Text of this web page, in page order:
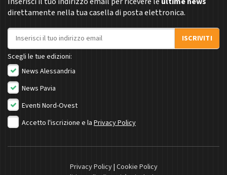
direttamente nella tua casella di posta elettronica.
Indirizzo email
ISCRIVITI
Scegli le tue edizioni:
News Alessandria
News Pavia
Eventi Nord-Ovest
Accetto l'iscrizione e la Privacy Policy
Privacy Policy| Cookie Policy